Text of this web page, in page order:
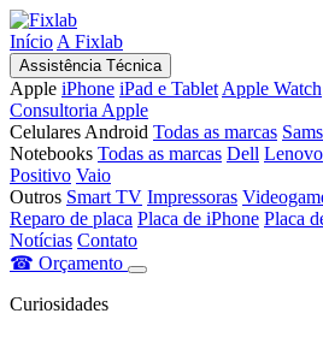
Início A Fixlab
Assistência Técnica
Apple iPhone iPad e Tablet Apple Watch
Consultoria Apple
Celulares Android Todas as marcas
Notebooks Todas as marcas Dell Lenovo
Positivo Vaio
Outros Smart TV Impressoras
Reparo de placa Placa de iPhone Placa
Notícias Contato
☎ Orçamento
Curiosidades